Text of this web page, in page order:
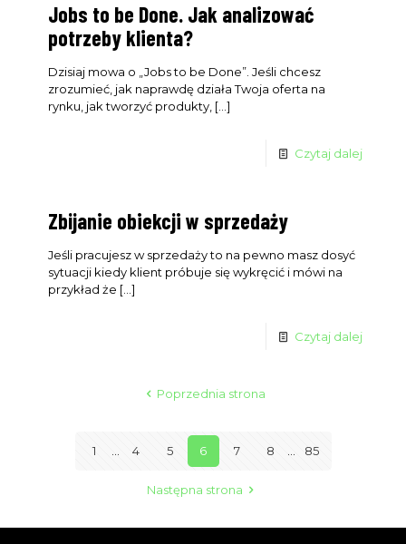
Jobs to be Done. Jak analizować
potrzeby klienta?
Dzisiaj mowa o „Jobs to be Done”. Jeśli chcesz
zrozumieć, jak naprawdę działa Twoja oferta na
rynku, jak tworzyć produkty, […]
Czytaj dalej
Zbijanie obiekcji w sprzedaży
Jeśli pracujesz w sprzedaży to na pewno masz dosyć
sytuacji kiedy klient próbuje się wykręcić i mówi na
przykład że […]
Czytaj dalej
Poprzednia strona
1 4 5 6 7 8 85
Następna strona